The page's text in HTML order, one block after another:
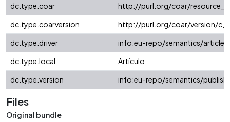
dc.type.coar
http://purl.org/coar/
dc.type.coarversion
http://purl.org/coar/version/
dc.type.driver
info:eu-repo/semantics/article
dc.type.local
Artículo
dc.type.version
info:eu-repo/semantics/
Files
Original bundle